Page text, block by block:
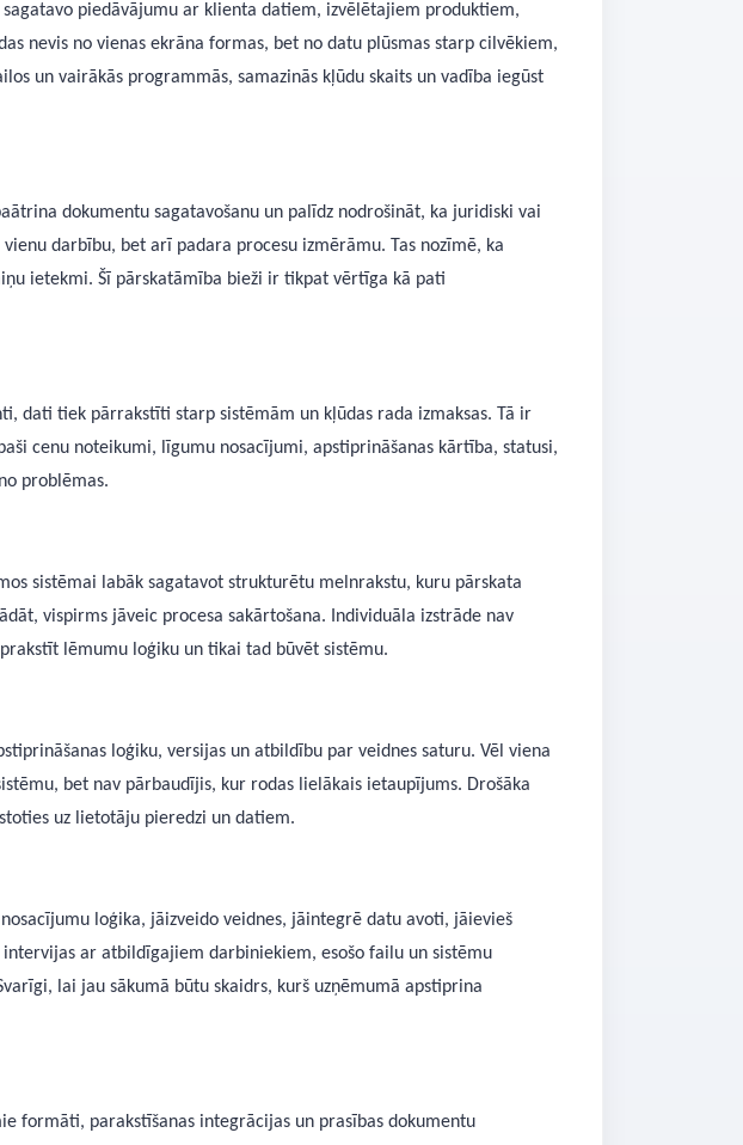
piedāvājumu ar klienta datiem, izvēlētajiem produktiem,
nevis no vienas ekrāna formas, bet no datu plūsmas starp cilvēkiem,
un vairākās programmās, samazinās kļūdu skaits un vadība iegūst
dokumentu sagatavošanu un palīdz nodrošināt, ka juridiski vai
darbību, bet arī padara procesu izmērāmu. Tas nozīmē, ka
ietekmi. Šī pārskatāmība bieži ir tikpat vērtīga kā pati
dati tiek pārrakstīti starp sistēmām un kļūdas rada izmaksas. Tā ir
cenu noteikumi, līgumu nosacījumi, apstiprināšanas kārtība, statusi,
problēmas.
sistēmai labāk sagatavot strukturētu melnrakstu, kuru pārskata
vispirms jāveic procesa sakārtošana. Individuāla izstrāde nav
lēmumu loģiku un tikai tad būvēt sistēmu.
loģiku, versijas un atbildību par veidnes saturu. Vēl viena
bet nav pārbaudījis, kur rodas lielākais ietaupījums. Drošāka
uz lietotāju pieredzi un datiem.
loģika, jāizveido veidnes, jāintegrē datu avoti, jāievieš
ar atbildīgajiem darbiniekiem, esošo failu un sistēmu
lai jau sākumā būtu skaidrs, kurš uzņēmumā apstiprina
formāti, parakstīšanas integrācijas un prasības dokumentu